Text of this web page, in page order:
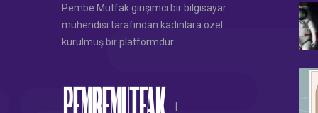
Pembe Mutfak girişimci bir bilgisayar
mühendisi tarafından kadınlara özel
kurulmuş bir platformdur
|